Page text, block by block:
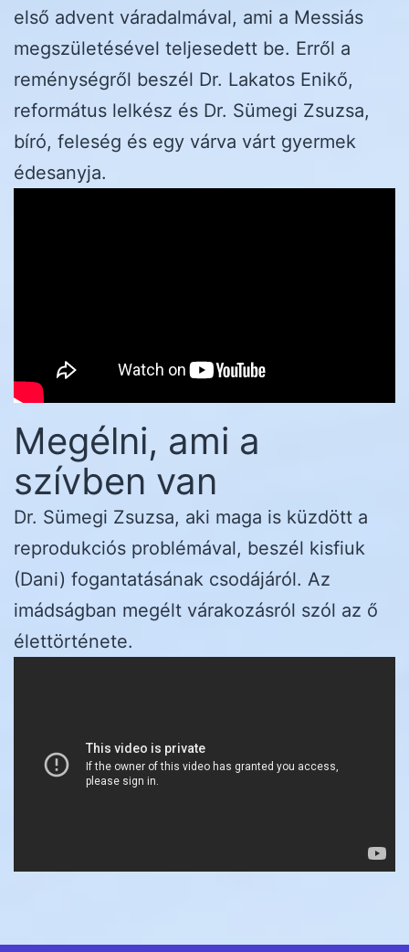
első advent váradalmával, ami a Messiás
megszületésével teljesedett be. Erről a
reménységről beszél Dr. Lakatos Enikő,
református lelkész és Dr. Sümegi Zsuzsa,
bíró, feleség és egy várva várt gyermek
édesanyja.
Megélni, ami a
szívben van
Dr. Sümegi Zsuzsa, aki maga is küzdött a
reprodukciós problémával, beszél kisfiuk
(Dani) fogantatásának csodájáról. Az
imádságban megélt várakozásról szól az ő
élettörténete.